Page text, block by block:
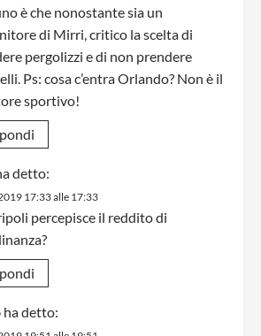
è che nonostante sia un
di Mirri, critico la scelta di
pergolizzi e di non prendere
Ps: cosa c’entra Orlando? Non è il
sportivo!
detto:
17:33 alle 17:33
percepisce il reddito di
ha detto: